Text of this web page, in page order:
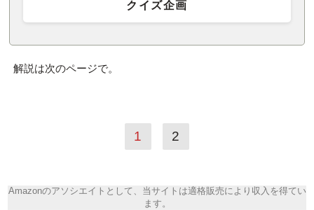
クイズ企画
解説は次のページで。
1 2
Amazonのアソシエイトとして、当サイトは適格販売により収入を得てい
ます。